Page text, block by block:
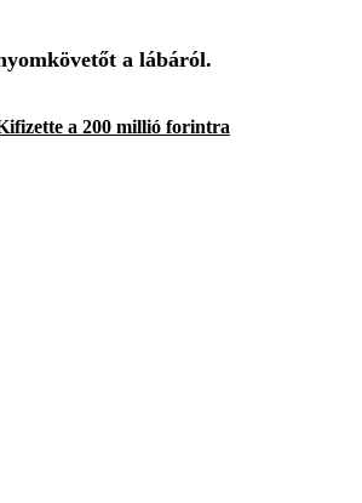
a lábáról.
a 200 millió forintra